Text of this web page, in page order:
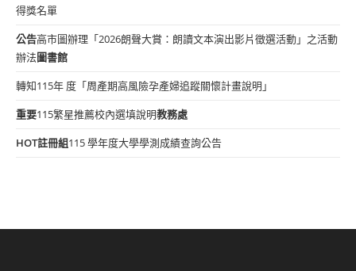
得獎名單
公告高市圖辦理「2026朗聲大賞：朗讀文本演出影片徵選活動」之活動
辦法圖書館
轉知115年 度「周產期高風險孕產婦追蹤關懷計畫說明」
重要115繁星推薦校內選填說明教務處
HOT註冊組115 學年度大學學測成績查詢公告